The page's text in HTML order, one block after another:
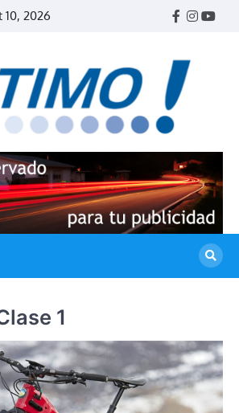
10, 2026
Facebook
1